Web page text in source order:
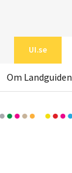
UI.se
Om Landguiden